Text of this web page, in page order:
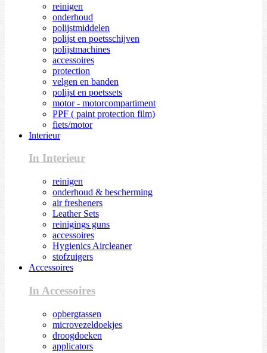
reinigen
onderhoud
polijstmiddelen
polijst en poetsschijven
polijstmachines
accessoires
protection
velgen en banden
polijst en poetssets
motor - motorcompartiment
PPF ( paint protection film)
fiets/motor
Interieur
In Interieur
reinigen
onderhoud & bescherming
air fresheners
Leather Sets
reinigings guns
accessoires
Hygienics Aircleaner
stofzuigers
Accessoires
In Accessoires
opbergtassen
microvezeldoekjes
droogdoeken
applicators